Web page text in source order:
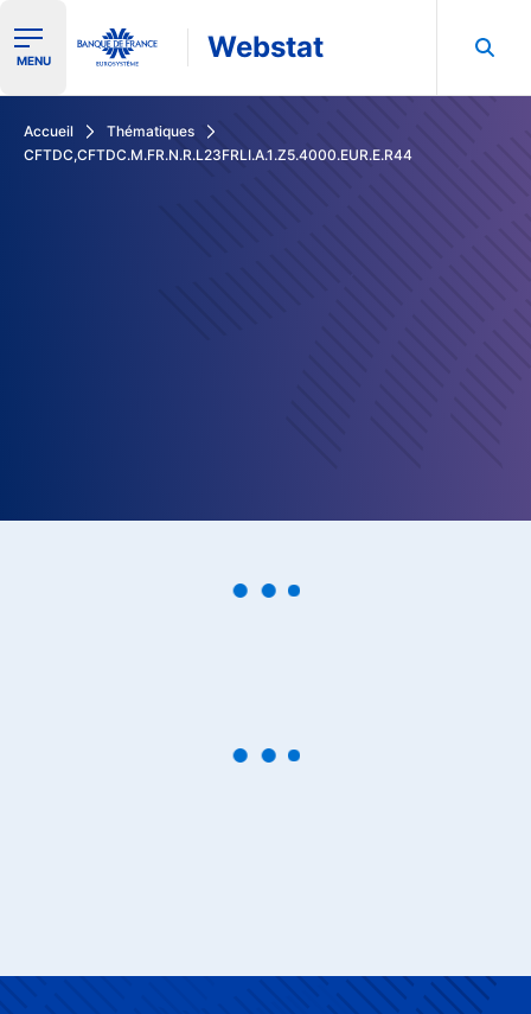
Ouvrir le menu de navigation
MENU Webstat
Accueil
Thématiques
CFTDC,CFTDC.M.FR.N.R.L23FRLI.A.1.Z5.4000.EUR.E.R44